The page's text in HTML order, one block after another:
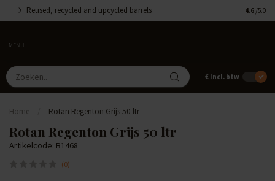
Reused, recycled and upcycled barrels 4.6 /5.0
MENU
€ Incl. btw
Home Rotan Regenton Grijs 50 ltr
Rotan Regenton Grijs 50 ltr
Artikelcode: B1468
(0)